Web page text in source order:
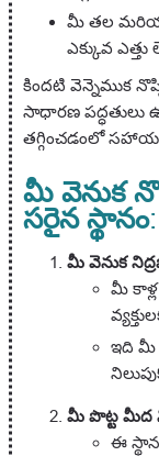
మీ తల
ఎక్కువ
కిందటి వెన్నెముక
సాధారణ పద్ధతులు
తగ్గించడంలో
మీ వెనుక
సరైన స్థానం:
మీ వెనుక
మీ
ఇది మీ
మీ పొట్ట మీద
ఈ